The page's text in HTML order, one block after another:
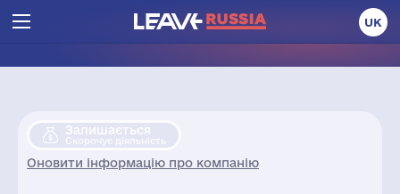
UK
Залишається
Скорочує діяльність
Оновити інформацію про компанію